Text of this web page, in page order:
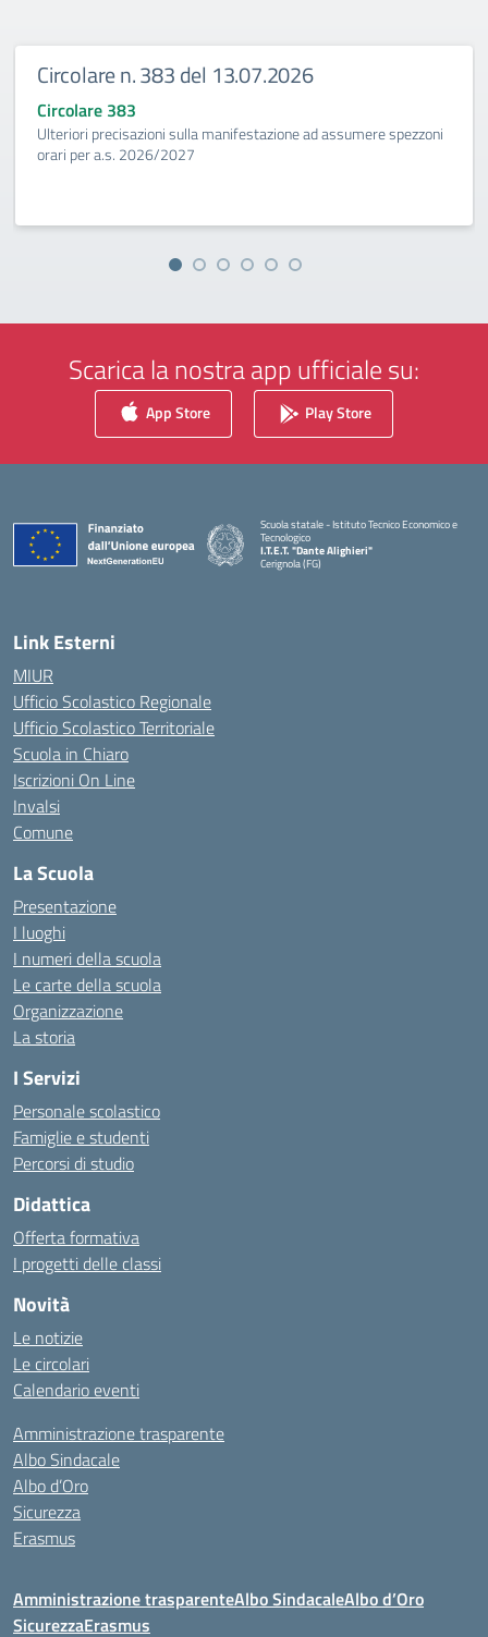
Circolare n. 383 del 13.07.2026
Circolare 383
Ulteriori precisazioni sulla manifestazione ad assumere spezzoni
orari per a.s. 2026/2027
Scarica la nostra app ufficiale su:
App Store Play Store
Scuola statale - Istituto Tecnico Economico e
Tecnologico
I.T.E.T. "Dante Alighieri"
Cerignola (FG)
— Visita la pagina iniziale della scuola
Link Esterni
MIUR
Ufficio Scolastico Regionale
Ufficio Scolastico Territoriale
Scuola in Chiaro
Iscrizioni On Line
Invalsi
Comune
La Scuola
Presentazione
I luoghi
I numeri della scuola
Le carte della scuola
Organizzazione
La storia
I Servizi
Personale scolastico
Famiglie e studenti
Percorsi di studio
Didattica
Offerta formativa
I progetti delle classi
Novità
Le notizie
Le circolari
Calendario eventi
Amministrazione trasparente
Albo Sindacale
Albo d’Oro
Sicurezza
Erasmus
Amministrazione trasparenteAlbo SindacaleAlbo d’Oro
SicurezzaErasmus